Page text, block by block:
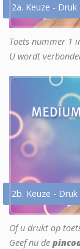
2a. Keuze -
Toets nummer 1
U wordt
2b. Keuze -
Of u drukt op
Geef nu de